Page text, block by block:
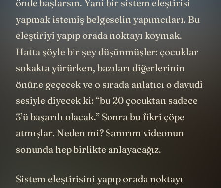
önde başlarsın. Yani bir sistem eleştirisi
yapmak istemiş belgeselin yapımcıları. Bu
eleştiriyi yapıp orada noktayı koymak.
Hatta şöyle bir şey düşünmüşler: çocuklar
sokakta yürürken, bazıları diğerlerinin
önüne geçecek ve o sırada anlatıcı o davudi
sesiyle diyecek ki: “bu 20 çocuktan sadece
3’ü başarılı olacak.” Sonra bu fikri çöpe
atmışlar. Neden mi? Sanırım videonun
sonunda hep birlikte anlayacağız.
Sistem eleştirisini yapıp orada noktayı